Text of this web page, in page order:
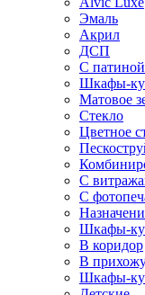
Эмаль
Акрил
ДСП
С патиной
Шкафы-
Матовое
Стекло
Цветное
С
С
Шкафы-
В коридор
В
Шкафы-